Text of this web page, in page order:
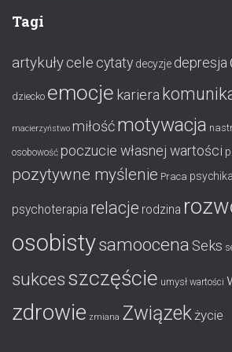
Tagi
artykułycele cytaty decyzje depresja
dziecko emocje kariera
macierzyństwo miłośćmotywacja
osobowość poczucie własnej wartości
pozytywne myślenie Praca psychika
psychoterapia relacje rodzina
osobistysamoocena Seks
sukcesszczęście umysł wartości
zdrowie zmiana Związekżycie